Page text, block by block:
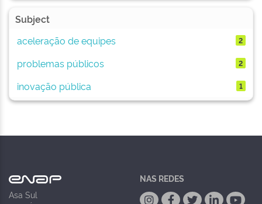
Subject
aceleração de equipes
2
problemas públicos 2
inovação pública 1
Asa Sul
NAS REDES